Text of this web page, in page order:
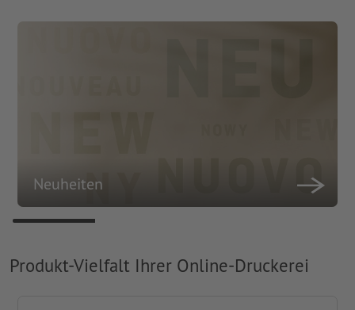
Neuheiten
Produkt-Vielfalt Ihrer Online-Druckerei